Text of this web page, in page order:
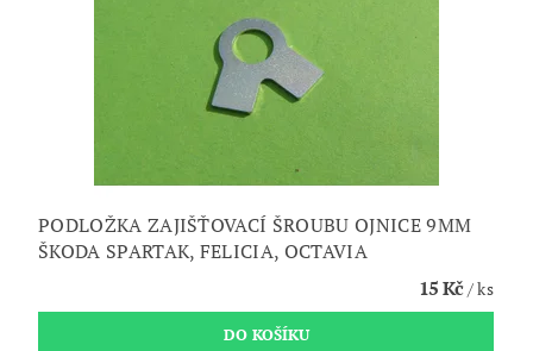
PODLOŽKA ZAJIŠŤOVACÍ ŠROUBU OJNICE 9MM
ŠKODA SPARTAK, FELICIA, OCTAVIA
15 Kč/ ks